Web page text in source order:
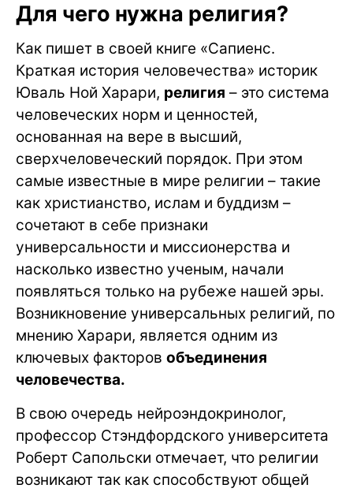
Для чего нужна религия?
Как пишет в своей книге «Сапиенс.
Краткая история человечества» историк
Юваль Ной Харари, религия – это система
человеческих норм и ценностей,
основанная на вере в высший,
сверхчеловеческий порядок. При этом
самые известные в мире религии – такие
как христианство, ислам и буддизм –
сочетают в себе признаки
универсальности и миссионерства и
насколько известно ученым, начали
появляться только на рубеже нашей эры.
Возникновение универсальных религий, по
мнению Харари, является одним из
ключевых факторов объединения
человечества.
В свою очередь нейроэндокринолог,
профессор Стэндфордского университета
Роберт Сапольски отмечает, что религии
возникают так как способствуют общей